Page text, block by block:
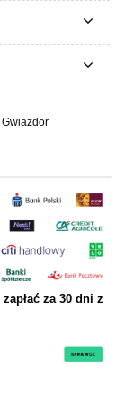
zapłać za 30 dni z